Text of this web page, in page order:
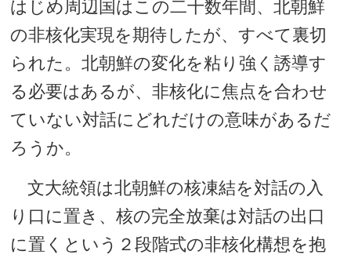
はじめ周辺国はこの二十数年間、北朝鮮
の非核化実現を期待したが、すべて裏切
られた。北朝鮮の変化を粘り強く誘導す
る必要はあるが、非核化に焦点を合わせ
ていない対話にどれだけの意味があるだ
ろうか。
文大統領は北朝鮮の核凍結を対話の入
り口に置き、核の完全放棄は対話の出口
に置くという２段階式の非核化構想を抱